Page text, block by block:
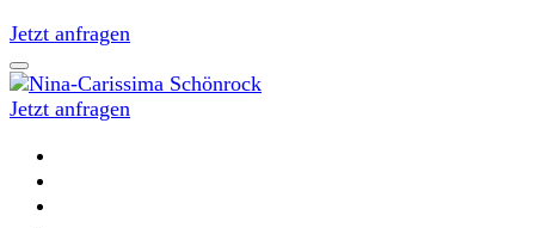
Jetzt anfragen
Nina-Carissima Schönrock
Jetzt anfragen